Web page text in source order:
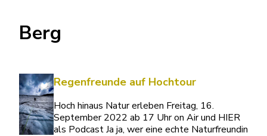
Berg
Regenfreunde auf Hochtour
Hoch hinaus Natur erleben Freitag, 16.
September 2022 ab 17 Uhr on Air und HIER
als Podcast Ja ja, wer eine echte Naturfreundin